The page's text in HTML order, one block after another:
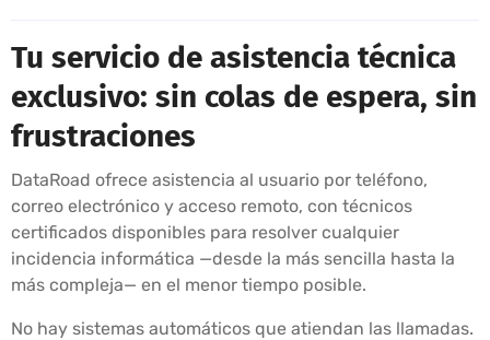
Tu servicio de asistencia técnica
exclusivo: sin colas de espera, sin
frustraciones
DataRoad ofrece asistencia al usuario por teléfono,
correo electrónico y acceso remoto, con técnicos
certificados disponibles para resolver cualquier
incidencia informática —desde la más sencilla hasta la
más compleja— en el menor tiempo posible.
No hay sistemas automáticos que atiendan las llamadas.